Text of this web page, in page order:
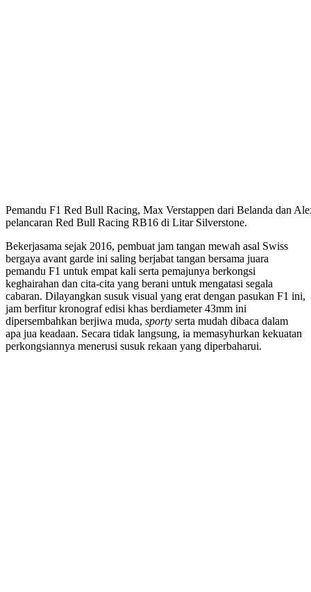
Pemandu F1 Red Bull Racing, Max Verstappen dari Belanda dan
pelancaran Red Bull Racing RB16 di Litar Silverstone.
Bekerjasama sejak 2016, pembuat jam tangan mewah asal Swiss
bergaya avant garde ini saling berjabat tangan bersama juara
pemandu F1 untuk empat kali serta pemajunya berkongsi
keghairahan dan cita-cita yang berani untuk mengatasi segala
cabaran. Dilayangkan susuk visual yang erat dengan pasukan F1 ini,
jam berfitur kronograf edisi khas berdiameter 43mm ini
dipersembahkan berjiwa muda, sporty serta mudah dibaca dalam
apa jua keadaan. Secara tidak langsung, ia memasyhurkan kekuatan
perkongsiannya menerusi susuk rekaan yang diperbaharui.